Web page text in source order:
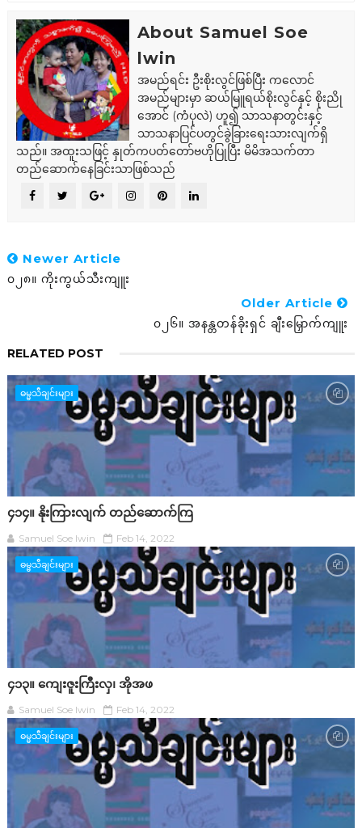
About Samuel Soe
lwin
အမည်ရင်း ဦးစိုးလွင်ဖြစ်ပြီး ကလောင်
အမည်များမှာ ဆယ်မြူရယ်စိုးလွင်နှင့် စိုးညို
အောင် (ကံပုလဲ) ဟူ၍ သာသနာတွင်းနှင့်
သာသနာပြင်ပတွင်ခွဲခြားရေးသားလျက်ရှိ
သည်။ အထူးသဖြင့် နှုတ်ကပတ်တော်ဗဟိုပြုပြီး မိမိအသက်တာ
တည်ဆောက်နေခြင်းသာဖြစ်သည်
Newer Article
၀၂၈။ ကိုးကွယ်သီးကျူး
Older Article
၀၂၆။ အနန္တတန်ခိုးရှင် ချီးမြှောက်ကျူး
RELATED POST
ဓမ္မသီချင်းများ
၄၁၄။ နိုးကြားလျက် တည်ဆောက်ကြ
Samuel Soe lwin Feb 14, 2022
ဓမ္မသီချင်းများ
၄၁၃။ ကျေးဇူးကြီးလှ၊ အိုအဖ
Samuel Soe lwin Feb 14, 2022
ဓမ္မသီချင်းများ